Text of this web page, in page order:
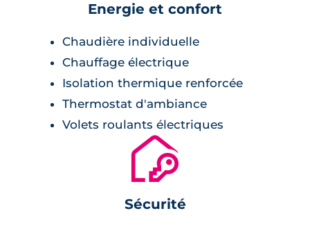
Energie et confort
Chaudière individuelle
Chauffage électrique
Isolation thermique renforcée
Thermostat d'ambiance
Volets roulants électriques
🔐
Sécurité